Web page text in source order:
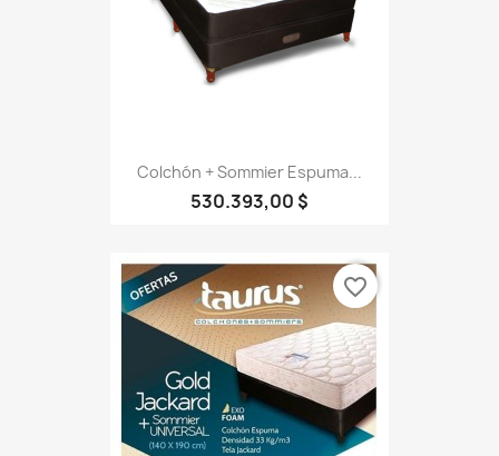
Colchón + Sommier Espuma...
530.393,00 $
favorite_border